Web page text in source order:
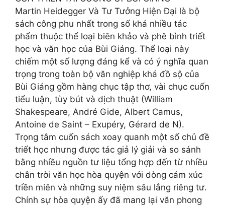
Martin Heidegger Và Tư Tưởng Hiện Đại là bộ
sách công phu nhất trong số khá nhiều tác
phẩm thuộc thể loại biên khảo và phê bình triết
học và văn học của Bùi Giáng. Thể loại này
chiếm một số lượng đáng kể và có ý nghĩa quan
trọng trong toàn bộ văn nghiệp khá đồ sộ của
Bùi Giáng gồm hàng chục tập thơ, vài chục cuốn
tiểu luận, tùy bút và dịch thuật (William
Shakespeare, André Gide, Albert Camus,
Antoine de Saint – Exupéry, Gérard de N).
Trọng tâm cuốn sách xoay quanh một số chủ đề
triết học nhưng được tác giả lý giải và so sánh
bằng nhiều nguồn tư liệu tổng hợp đến từ nhiều
chân trời văn học hòa quyện với dòng cảm xúc
triền miên và những suy niệm sâu lắng riêng tư.
Chính sự hòa quyện ấy đã mang lại văn phong